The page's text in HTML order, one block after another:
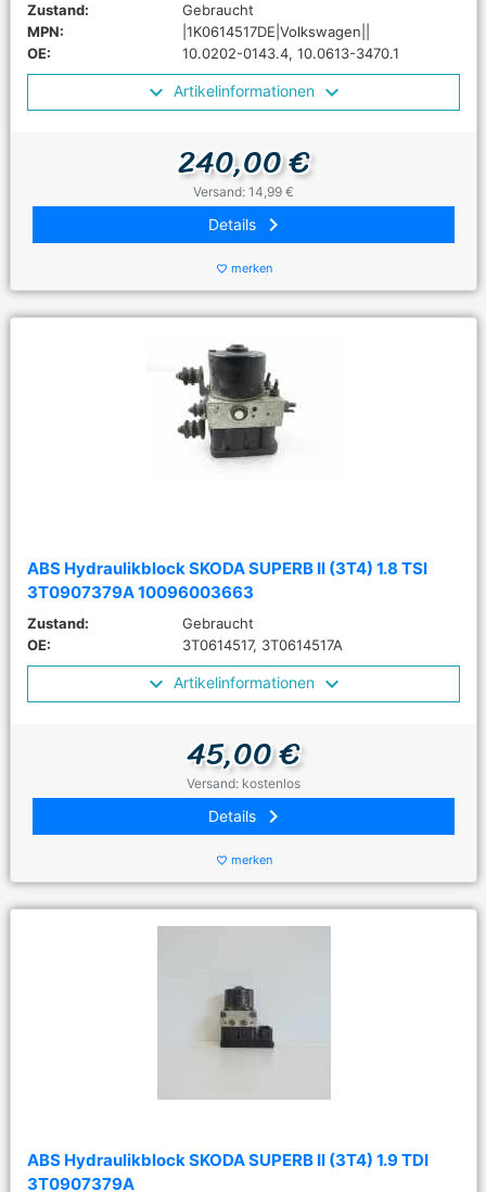
Zustand:
Gebraucht
MPN:
|1K0614517DE|Volkswagen||
OE:
10.0202-0143.4, 10.0613-3470.1
Artikelinformationen
240,00 €
Versand: 14,99 €
Details keyboard_arrow_right
favorite_border merken
ABS Hydraulikblock SKODA SUPERB II (3T4) 1.8 TSI
3T0907379A 10096003663
Zustand:
Gebraucht
OE:
3T0614517, 3T0614517A
Artikelinformationen
45,00 €
Versand: kostenlos
Details keyboard_arrow_right
favorite_border merken
ABS Hydraulikblock SKODA SUPERB II (3T4) 1.9 TDI
3T0907379A